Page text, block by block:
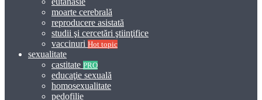
moarte cerebrală
reproducere asistată
studii şi cercetări ştiinţifice
vaccinuri Hot topic
sexualitate
castitate PRO
educaţie sexuală
homosexualitate
pedofilie